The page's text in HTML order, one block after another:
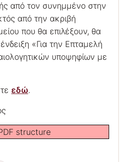
από τον συνημμένο στην
από την ακριβή
που θα επιλέξουν, θα
«Για την Επταμελή
υποψηφίων με
εδώ.
structure